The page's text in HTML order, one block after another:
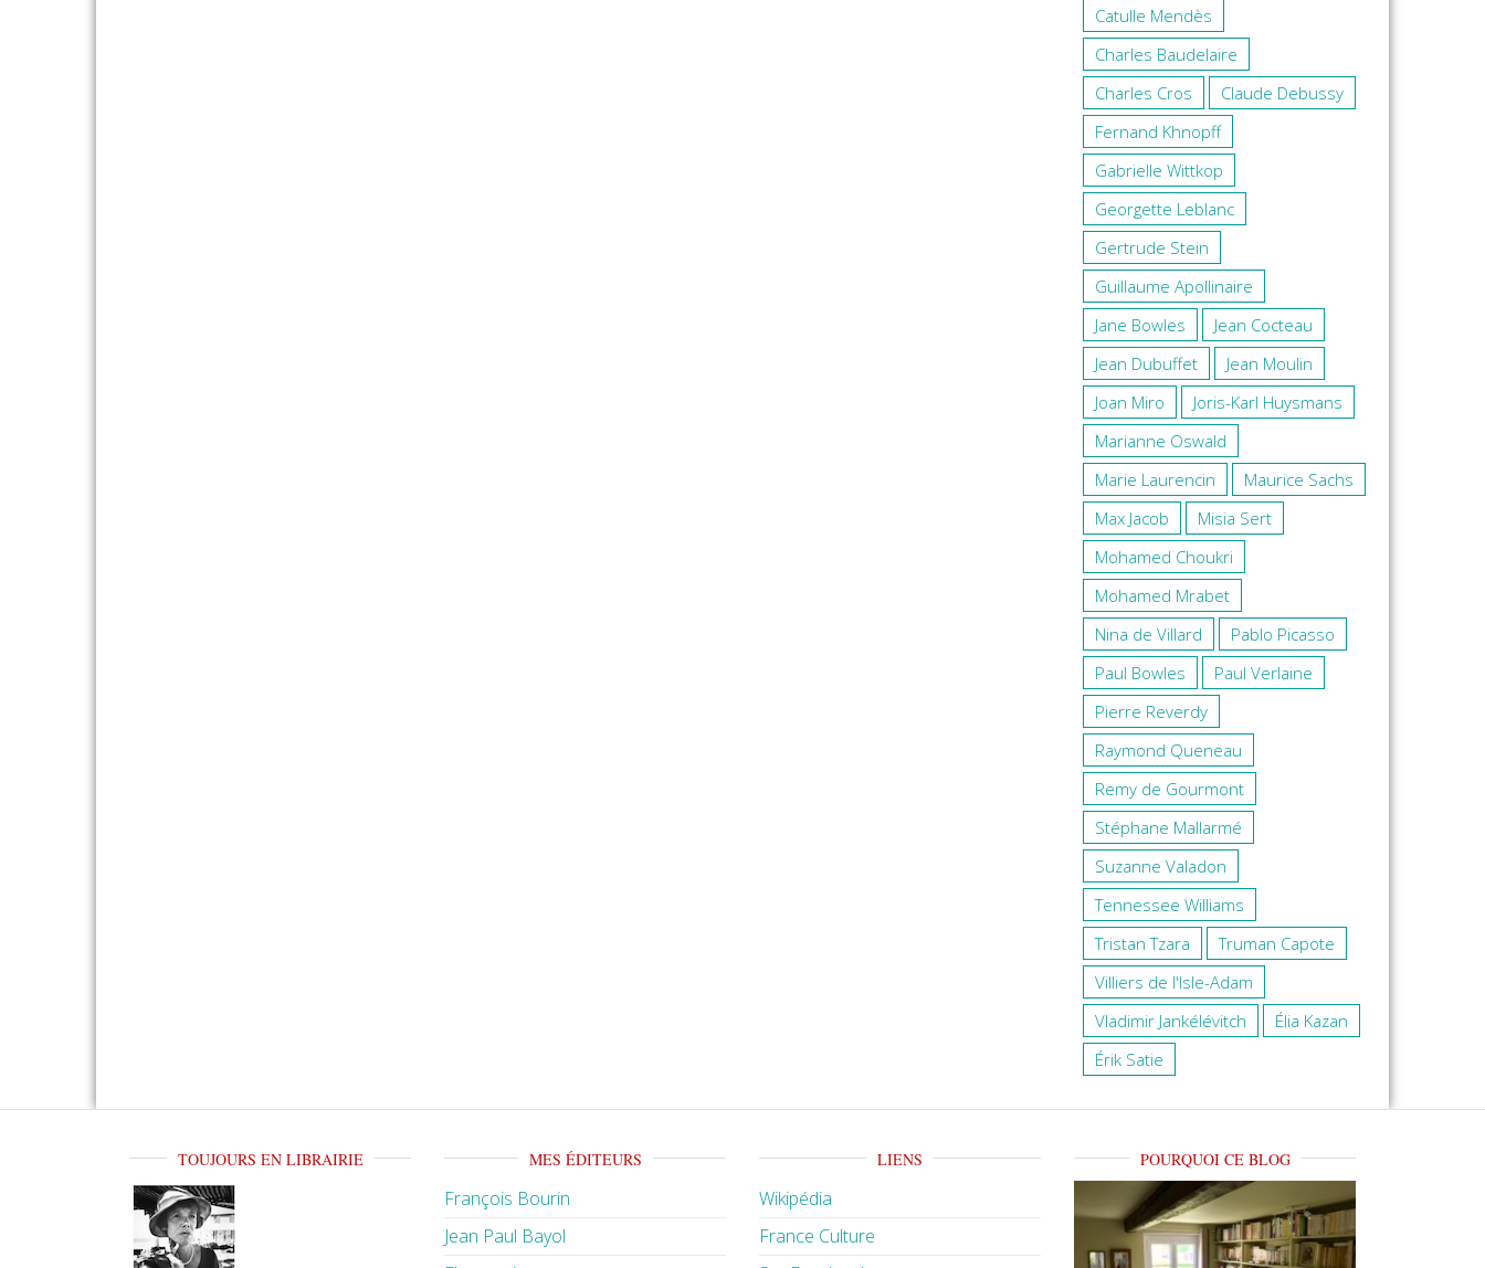
Catulle Mendès
Charles Baudelaire
Charles Cros
Claude Debussy
Fernand Khnopff
Gabrielle Wittkop
Georgette Leblanc
Gertrude Stein
Guillaume Apollinaire
Jane Bowles
Jean Cocteau
Jean Dubuffet
Jean Moulin
Joan Miro
Joris-Karl Huysmans
Marianne Oswald
Marie Laurencin
Maurice Sachs
Max Jacob
Misia Sert
Mohamed Choukri
Mohamed Mrabet
Nina de Villard
Pablo Picasso
Paul Bowles
Paul Verlaine
Pierre Reverdy
Raymond Queneau
Remy de Gourmont
Stéphane Mallarmé
Suzanne Valadon
Tennessee Williams
Tristan Tzara
Truman Capote
Villiers de l'Isle-Adam
Vladimir Jankélévitch
Élia Kazan
Érik Satie
TOUJOURS EN LIBRAIRIE MES ÉDITEURS
François Bourin
Jean Paul Bayol
LIENS
Wikipédia
France Culture
POURQUOI CE BLOG